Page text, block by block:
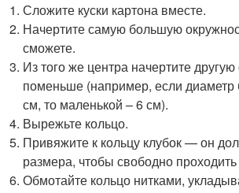
Сложите куски картона вместе.
Начертите самую большую
сможете.
Из того же центра начертите другую
поменьше (например, если диаметр
см, то маленькой – 6 см).
Вырежьте кольцо.
Привяжите к кольцу клубок — он
размера, чтобы свободно проходить
Обмотайте кольцо нитками,